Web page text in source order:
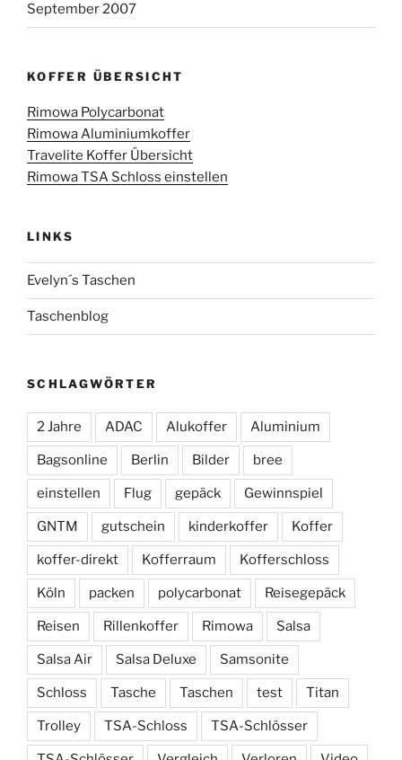
September 2007
KOFFER ÜBERSICHT
Rimowa Polycarbonat
Rimowa Aluminiumkoffer
Travelite Koffer Übersicht
Rimowa TSA Schloss einstellen
LINKS
Evelyn´s Taschen
Taschenblog
SCHLAGWÖRTER
2 Jahre ADAC Alukoffer Aluminium
Bagsonline Berlin Bilder bree
einstellen Flug gepäck Gewinnspiel
GNTM gutschein kinderkoffer Koffer
koffer-direkt Kofferraum Kofferschloss
Köln packen polycarbonat Reisegepäck
Reisen Rillenkoffer Rimowa Salsa
Salsa Air Salsa Deluxe Samsonite
Schloss Tasche Taschen test Titan
Trolley TSA-Schloss TSA-Schlösser